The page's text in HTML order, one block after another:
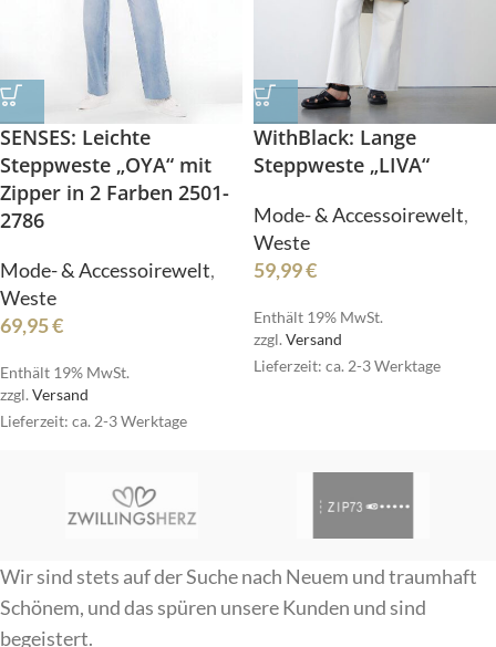
SENSES: Leichte
Steppweste „OYA“ mit
Zipper in 2 Farben 2501-
2786
Mode- & Accessoirewelt,
Weste
69,95€
Enthält 19% MwSt.
zzgl. Versand
Lieferzeit: ca. 2-3 Werktage
WithBlack: Lange
Steppweste „LIVA“
Mode- & Accessoirewelt,
Weste
59,99€
Enthält 19% MwSt.
zzgl. Versand
Lieferzeit: ca. 2-3 Werktage
Wir sind stets auf der Suche nach Neuem und traumhaft
Schönem, und das spüren unsere Kunden und sind
begeistert.